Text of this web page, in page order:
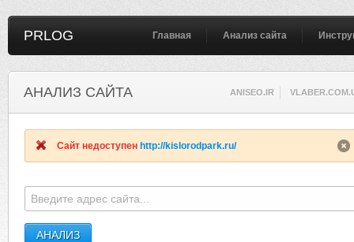
PRLOG Главная Анализ сайта
АНАЛИЗ САЙТА ANISEO.IR
Сайт недоступен http://kislorodpark.ru/